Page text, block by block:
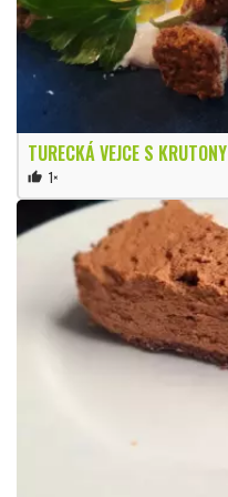
TURECKÁ VEJCE S KRUTONY
thumb_up 1×